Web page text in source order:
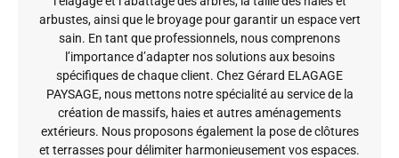
arbustes, ainsi que le broyage pour garantir un espace vert
sain. En tant que professionnels, nous comprenons
l’importance d’adapter nos solutions aux besoins
spécifiques de chaque client. Chez Gérard ELAGAGE
PAYSAGE, nous mettons notre spécialité au service de la
création de massifs, haies et autres aménagements
extérieurs. Nous proposons également la pose de clôtures
et terrasses pour délimiter harmonieusement vos espaces.